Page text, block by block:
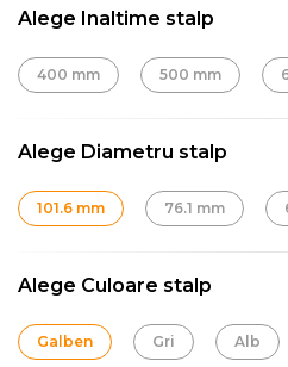
Alege Inaltime stalp
400 mm 500 mm
Alege Diametru stalp
101.6 mm 76.1 mm
Alege Culoare stalp
Galben Gri Alb